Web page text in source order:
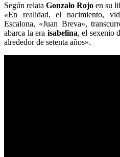
Según relata Gonzalo Rojo en su
«En realidad, el nacimiento,
Escalona, «Juan Breva»,
abarca la era isabelina, el sexenio
alrededor de setenta años».